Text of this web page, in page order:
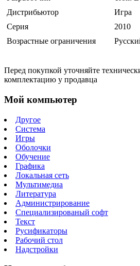
Дистрибьютор
Игра
Серия
2010
Возрастные ограничения
Перед покупкой уточняйте
комплектацию у продавца
Мой компьютер
Другое
Система
Игры
Оболочки
Обучение
Графика
Локальная сеть
Мультимедиа
Литература
Администрирование
Специализированый софт
Текст
Русификаторы
Рабочий стол
Надстройки